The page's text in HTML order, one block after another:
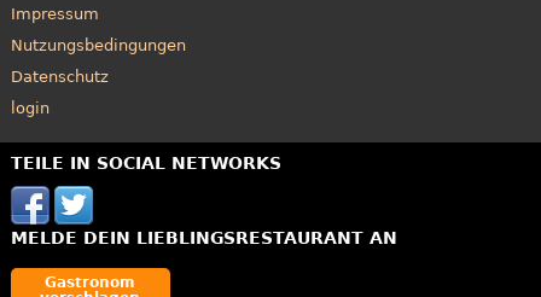
Impressum
Nutzungsbedingungen
Datenschutz
login
TEILE IN SOCIAL NETWORKS
MELDE DEIN LIEBLINGSRESTAURANT AN
Gastronom